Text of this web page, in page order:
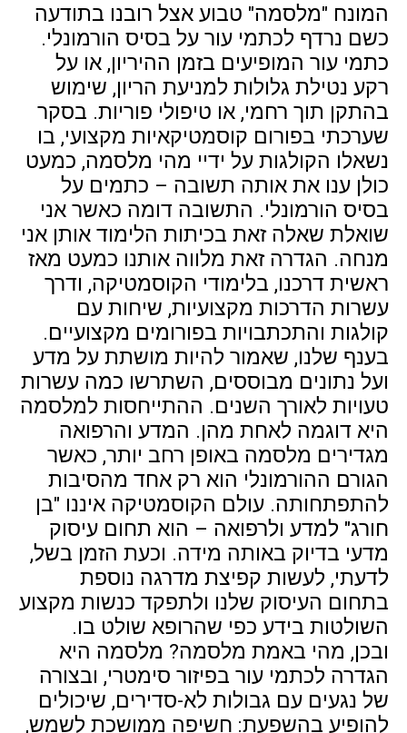
המונח "מלסמה" טבוע אצל רובנו בתודעה
כשם נרדף לכתמי עור על בסיס הורמונלי.
כתמי עור המופיעים בזמן ההיריון, או על
רקע נטילת גלולות למניעת הריון, שימוש
בהתקן תוך רחמי, או טיפולי פוריות. בסקר
שערכתי בפורום קוסמטיקאיות מקצועי, בו
נשאלו הקולגות על ידיי מהי מלסמה, כמעט
כולן ענו את אותה תשובה – כתמים על
בסיס הורמונלי. התשובה דומה כאשר אני
שואלת שאלה זאת בכיתות הלימוד אותן אני
מנחה. הגדרה זאת מלווה אותנו כמעט מאז
ראשית דרכנו, בלימודי הקוסמטיקה, ודרך
עשרות הדרכות מקצועיות, שיחות עם
קולגות והתכתבויות בפורומים מקצועיים.
בענף שלנו, שאמור להיות מושתת על מדע
ועל נתונים מבוססים, השתרשו כמה עשרות
טעויות לאורך השנים. ההתייחסות למלסמה
היא דוגמה לאחת מהן. המדע והרפואה
מגדירים מלסמה באופן רחב יותר, כאשר
הגורם ההורמונלי הוא רק אחד מהסיבות
להתפתחותה. עולם הקוסמטיקה איננו "בן
חורג" למדע ולרפואה – הוא תחום עיסוק
מדעי בדיוק באותה מידה. וכעת הזמן בשל,
לדעתי, לעשות קפיצת מדרגה נוספת
בתחום העיסוק שלנו ולתפקד כנשות מקצוע
השולטות בידע כפי שהרופא שולט בו.
ובכן, מהי באמת מלסמה? מלסמה היא
הגדרה לכתמי עור בפיזור סימטרי, ובצורה
של נגעים עם גבולות לא-סדירים, שיכולים
להופיע בהשפעת: חשיפה ממושכת לשמש,